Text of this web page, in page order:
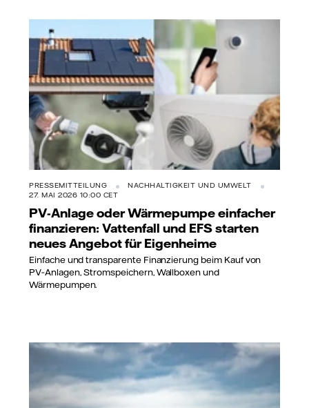
PRESSEMITTEILUNG
NACHHALTIGKEIT UND UMWELT
27. MAI 2026 10:00 CET
PV-Anlage oder Wärmepumpe einfacher
finanzieren: Vattenfall und EFS starten
neues Angebot für Eigenheime
Einfache und transparente Finanzierung beim Kauf von
PV‑Anlagen, Stromspeichern, Wallboxen und
Wärmepumpen.